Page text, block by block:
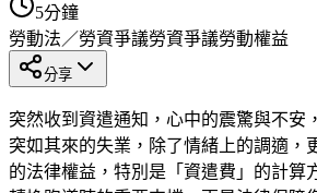
5分鐘
勞動法／勞資爭議勞資爭議勞動權益
分享
突然收到資遣通知，心中的震驚與不安
突如其來的失業，除了情緒上的調適，
的法律權益，特別是「資遣費」的計算